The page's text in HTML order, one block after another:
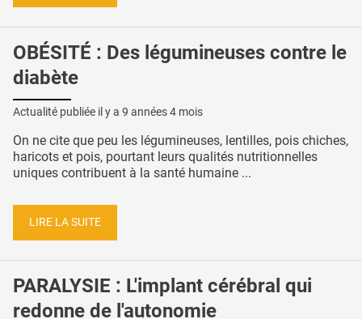
OBÉSITÉ : Des légumineuses contre le
diabète
Actualité publiée il y a 9 années 4 mois
On ne cite que peu les légumineuses, lentilles, pois chiches,
haricots et pois, pourtant leurs qualités nutritionnelles
uniques contribuent à la santé humaine ...
LIRE LA SUITE
PARALYSIE : L'implant cérébral qui
redonne de l'autonomie